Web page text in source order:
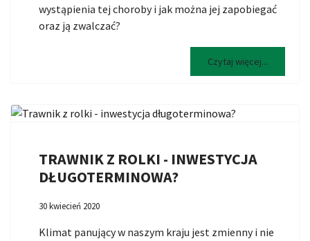
wystąpienia tej choroby i jak można jej zapobiegać
oraz ją zwalczać?
Czytaj więcej...
TRAWNIK Z ROLKI - INWESTYCJA
DŁUGOTERMINOWA?
30 kwiecień 2020
Klimat panujący w naszym kraju jest zmienny i nie